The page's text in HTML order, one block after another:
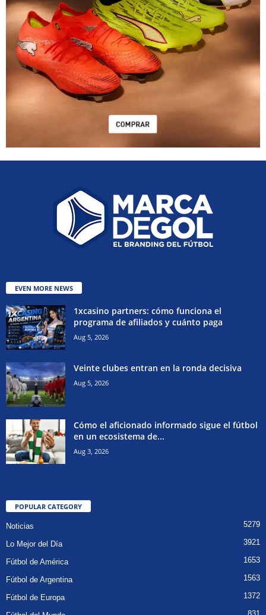
EVEN MORE NEWS
1xcasino partners: cómo funciona el
programa de afiliados y cuánto paga
Aug 5, 2026
Veinte clubes entran en la ronda decisiva
Aug 5, 2026
Cómo el aficionado informado sigue el fútbol
en un ecosistema de...
Aug 3, 2026
POPULAR CATEGORY
Noticias 5279
Lo Mejor del Día 3921
Fútbol de América 1653
Fútbol de Argentina 1563
Fútbol de Europa 1372